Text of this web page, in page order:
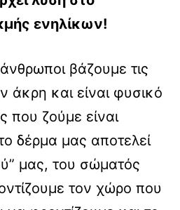
ενηλίκων!
βάζουμε τις
άκρη και είναι φυσικό
που ζούμε είναι
δέρμα μας αποτελεί
μας, του σώματός
τον χώρο που